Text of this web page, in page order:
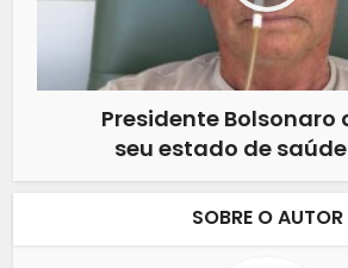
Presidente Bolsonaro
seu estado de saúde
SOBRE O AUTOR